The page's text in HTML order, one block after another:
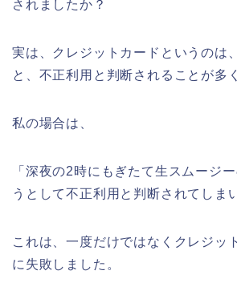
されましたか？
実は、クレジットカードというのは
と、不正利用と判断されることが多
私の場合は、
「深夜の2時にもぎたて生スムージ
うとして不正利用と判断されてしま
これは、一度だけではなくクレジッ
に失敗しました。